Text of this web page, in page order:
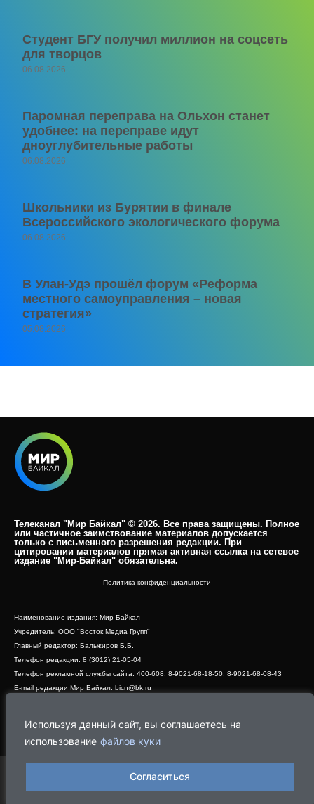
Используя данный сайт, вы соглашаетесь на
использование файлов куки
Согласиться
Студент БГУ получил миллион на соцсеть
для творцов
06.08.2026
Паромная переправа на Ольхон станет
удобнее: на переправе идут
дноуглубительные работы
06.08.2026
Школьники из Бурятии в финале
Всероссийского экологического форума
06.08.2026
В Улан-Удэ прошёл форум «Реформа
местного самоуправления – новая
стратегия»
05.08.2026
Телеканал "Мир Байкал" © 2026. Все права защищены. Полное
или частичное заимствование материалов допускается
только с письменного разрешения редакции. При
цитировании материалов прямая активная ссылка на сетевое
издание "Мир-Байкал" обязательна.​
Политика конфиденциальности
Наименование издания: Мир-Байкал
Учредитель: ООО "Восток Медиа Групп"
Главный редактор: Бальжиров Б.Б.
Телефон редакции: 8 (3012) 21-05-04
Телефон рекламной службы сайта: 400-608, 8-9021-68-18-50, 8-9021-68-08-43
E-mail редакции Мир Байкал: bicn@bk.ru
Адрес редакции: 670000, г. Улан-Удэ, ул. Профсоюзная, дом 44, офис 1